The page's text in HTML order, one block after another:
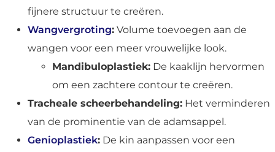
fijnere structuur te creëren.
Wangvergroting: Volume toevoegen aan de
wangen voor een meer vrouwelijke look.
Mandibuloplastiek: De kaaklijn hervormen
om een zachtere contour te creëren.
Tracheale scheerbehandeling: Het verminderen
van de prominentie van de adamsappel.
Genioplastiek: De kin aanpassen voor een